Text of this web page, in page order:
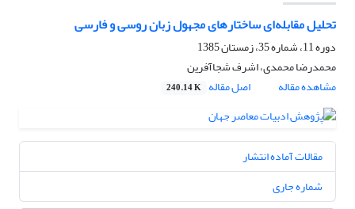
تحلیل مقابله‌ای ساختارهای مجهول زبان روسی و فارسی
دوره 11، شماره 35، زمستان 1385
محمدرضا محمدی، اشرف شجاآفرین
مشاهده مقاله
اصل مقاله 240.14 K
مقالات آماده انتشار
شماره جاری